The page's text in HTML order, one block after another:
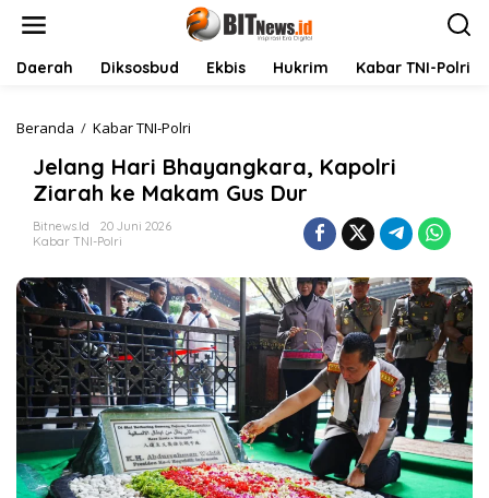
Daerah Diksosbud Ekbis Hukrim Kabar TNI-Polri
Beranda / Kabar TNI-Polri
l
a
n
r
i
B
h
a
y
a
n
g
k
a
Jelang Hari Bhayangkara, Kapolri
Ziarah ke Makam Gus Dur
Bitnews.id
20 Juni 2026
Kabar TNI-Polri